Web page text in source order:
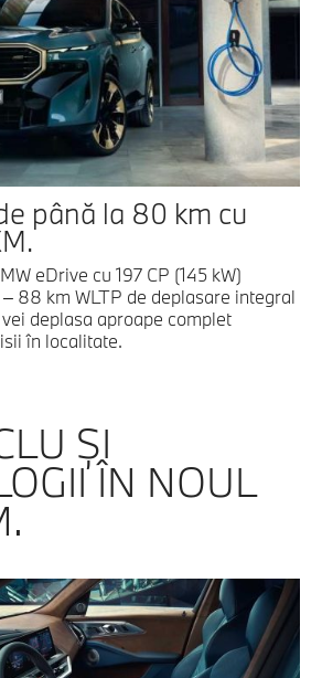
până la 80 km cu
eDrive cu 197 CP (145 kW)
88 km WLTP de deplasare integral
deplasa aproape complet
în localitate.
ŞI
ÎN NOUL